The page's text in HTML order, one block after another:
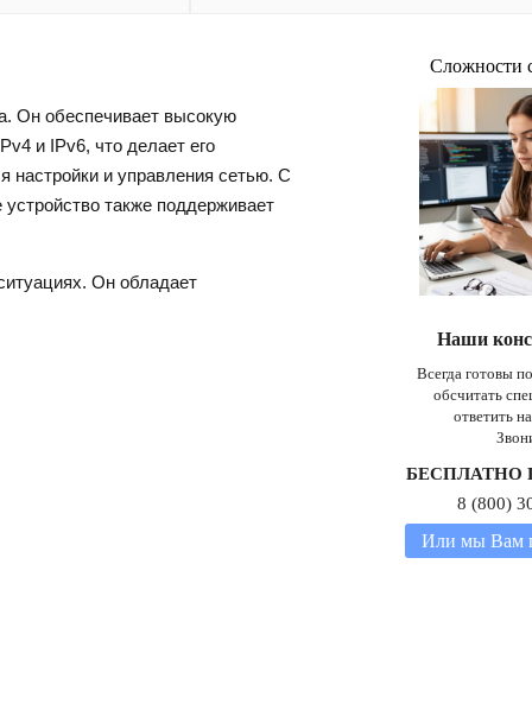
Он обеспечивает высокую
и IPv6, что делает его
настройки и управления сетью. С
также поддерживает
Он обладает
Сложности
Наши
Всегда готовы
обсчитать
ответить
БЕСПЛАТНО
8 (800)
Или мы Вам